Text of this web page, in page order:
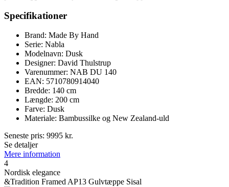
Specifikationer
Brand: Made By Hand
Serie: Nabla
Modelnavn: Dusk
Designer: David Thulstrup
Varenummer: NAB DU 140
EAN: 5710780914040
Bredde: 140 cm
Længde: 200 cm
Farve: Dusk
Materiale: Bambussilke og New Zealand-uld
Seneste pris: 9995 kr.
Se detaljer
Mere information
4
Nordisk elegance
&Tradition Framed AP13 Gulvtæppe Sisal